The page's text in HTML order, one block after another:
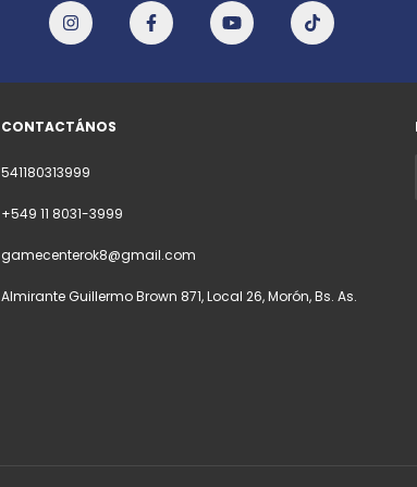
CONTACTÁNOS
541180313999
+549 11 8031-3999
gamecenterok8@gmail.com
Almirante Guillermo Brown 871, Local 26, Morón, Bs. As.